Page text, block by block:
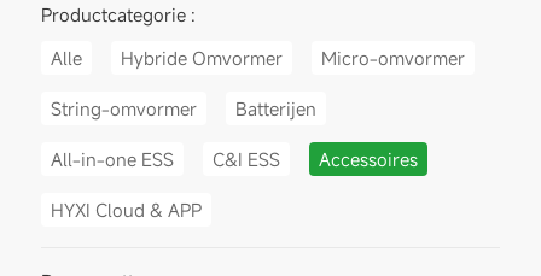
Productcategorie :
Alle
Hybride Omvormer Micro-omvormer
String-omvormer Batterijen
All-in-one ESS C&I ESS Accessoires
HYXI Cloud & APP